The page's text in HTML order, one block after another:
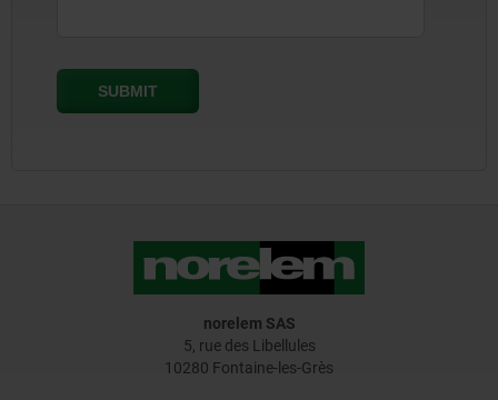
norelem SAS
5, rue des Libellules
10280 Fontaine-les-Grès